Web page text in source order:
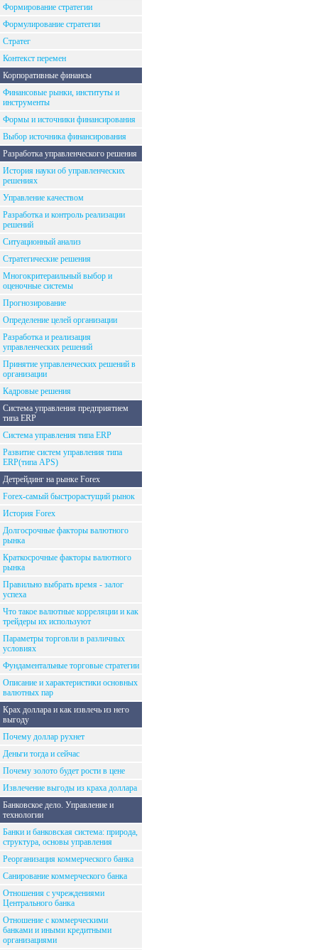
Формирование стратегии
Формулирование стратегии
Стратег
Контекст перемен
Корпоративные финансы
Финансовые рынки, институты и
инструменты
Формы и источники финансирования
Выбор источника финансирования
Разработка управленческого решения
История науки об управленческих
решениях
Управление качеством
Разработка и контроль реализации
решений
Ситуационный анализ
Стратегические решения
Многокритераильный выбор и
оценочные системы
Прогнозирование
Определение целей организации
Разработка и реализация
управленческих решений
Принятие управленческих решений в
организации
Кадровые решения
Система управления предприятием
типа ERP
Система управления типа ERP
Развитие систем управления типа
ERP(типа APS)
Детрейдинг на рынке Forex
Forex-самый быстрорастущий рынок
История Forex
Долгосрочные факторы валютного
рынка
Краткосрочные факторы валютного
рынка
Правильно выбрать время - залог
успеха
Что такое валютные корреляции и как
трейдеры их используют
Параметры торговли в различных
условиях
Фундаментальные торговые стратегии
Описание и характеристики основных
валютных пар
Крах доллара и как извлечь из него
выгоду
Почему доллар рухнет
Деньги тогда и сейчас
Почему золото будет рости в цене
Извлечение выгоды из краха доллара
Банковское дело. Управление и
технологии
Банки и банковская система: природа,
структура, основы управления
Реорганизация коммерческого банка
Санирование коммерческого банка
Отношения с учреждениями
Центрального банка
Отношение с коммерческими
банками и иными кредитными
организациями